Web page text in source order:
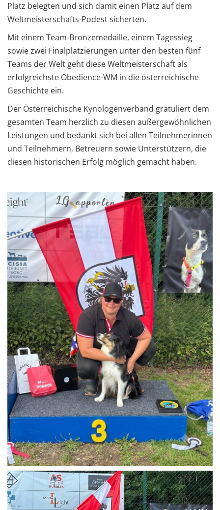
Platz belegten und sich damit einen Platz auf dem
Weltmeisterschafts-Podest sicherten.
Mit einem Team-Bronzemedaille, einem Tagessieg
sowie zwei Finalplatzierungen unter den besten fünf
Teams der Welt geht diese Weltmeisterschaft als
erfolgreichste Obedience-WM in die österreichische
Geschichte ein.
Der Österreichische Kynologenverband gratuliert dem
gesamten Team herzlich zu diesen außergewöhnlichen
Leistungen und bedankt sich bei allen Teilnehmerinnen
und Teilnehmern, Betreuern sowie Unterstützern, die
diesen historischen Erfolg möglich gemacht haben.